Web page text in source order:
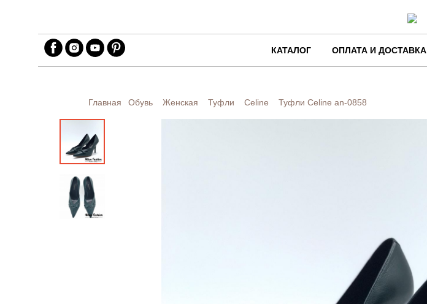
КАТАЛОГ ОПЛАТА И ДОСТАВКА
Главная Обувь Женская Туфли Celine Туфли Celine an-0858